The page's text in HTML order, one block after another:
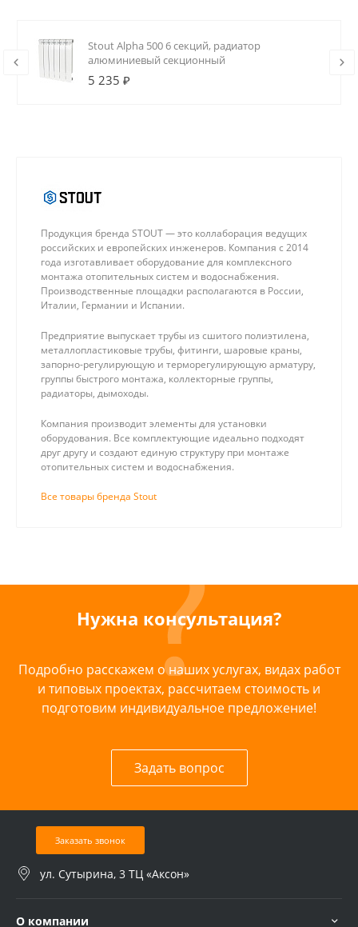
Stout Alpha 500 6 секций, радиатор
алюминиевый секционный
5 235 ₽
Продукция бренда STOUT — это коллаборация ведущих
российских и европейских инженеров. Компания с 2014
года изготавливает оборудование для комплексного
монтажа отопительных систем и водоснабжения.
Производственные площадки располагаются в России,
Италии, Германии и Испании.
Предприятие выпускает трубы из сшитого полиэтилена,
металлопластиковые трубы, фитинги, шаровые краны,
запорно-регулирующую и терморегулирующую арматуру,
группы быстрого монтажа, коллекторные группы,
радиаторы, дымоходы.
Компания производит элементы для установки
оборудования. Все комплектующие идеально подходят
друг другу и создают единую структуру при монтаже
отопительных систем и водоснабжения.
Все товары бренда Stout
Нужна консультация?
Подробно расскажем о наших услугах, видах работ
и типовых проектах, рассчитаем стоимость и
подготовим индивидуальное предложение!
Задать вопрос
Заказать звонок
ул. Сутырина, 3 ТЦ «Аксон»
О компании